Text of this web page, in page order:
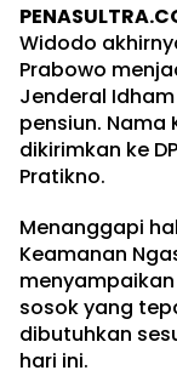
Widodo
Prabowo
Jenderal
pensiun. Nama
dikirimkan ke
Pratikno.
Menanggapi
Keamanan
sosok yang
dibutuhkan
hari ini.